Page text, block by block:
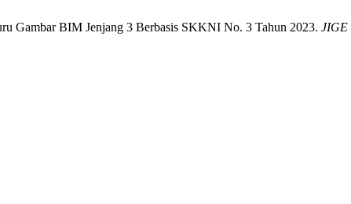
Gambar BIM Jenjang 3 Berbasis SKKNI No. 3 Tahun 2023. JIGE